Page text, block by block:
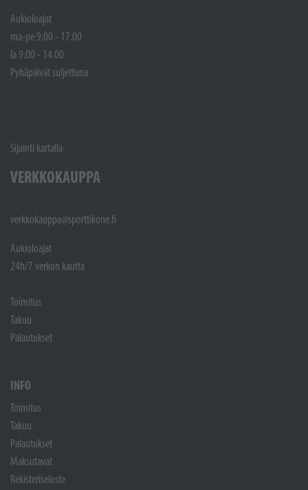
Aukioloajat
ma-pe 9.00 - 17.00
la 9.00 - 14.00
Pyhäpäivät suljettuna
Sijainti kartalla
VERKKOKAUPPA
verkkokauppa@sporttikone.fi
Aukioloajat
24h/7 verkon kautta
Toimitus
Takuu
Palautukset
INFO
Toimitus
Takuu
Palautukset
Maksutavat
Rekisteriseloste